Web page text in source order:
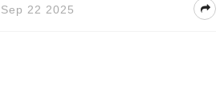
Sep 22 2025